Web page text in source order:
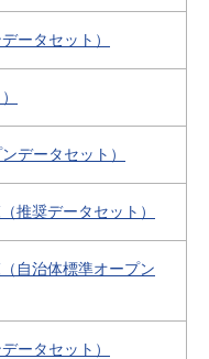
ータセット）
データセット）
推奨データセット）
自治体標準オープン
ータセット）